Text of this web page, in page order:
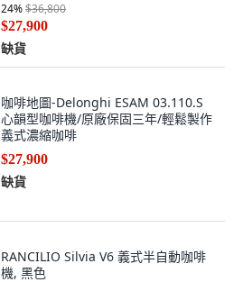
24%$36,800
$27,900
缺貨
咖啡地圖-Delonghi ESAM 03.110.S
心韻型咖啡機/原廠保固三年/輕鬆製作
義式濃縮咖啡
$27,900
缺貨
RANCILIO Silvia V6 義式半自動咖啡
機, 黑色